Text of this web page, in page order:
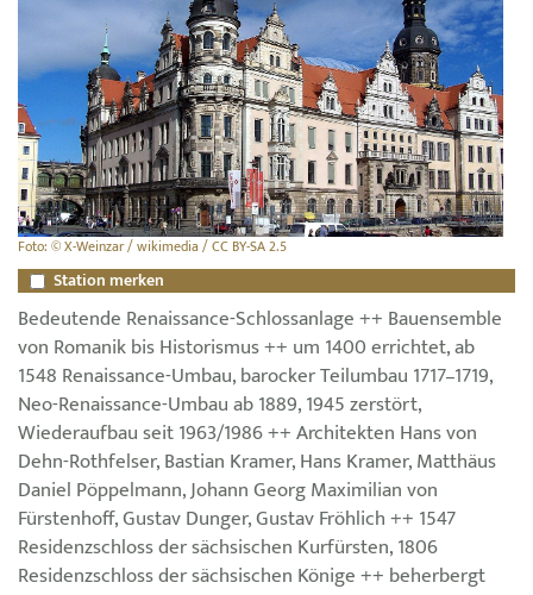
Foto: © X-Weinzar / wikimedia / CC BY-SA 2.5
Station merken
Bedeutende Renaissance-Schlossanlage ++ Bauensemble
von Romanik bis Historismus ++ um 1400 errichtet, ab
1548 Renaissance-Umbau, barocker Teilumbau 1717–1719,
Neo-Renaissance-Umbau ab 1889, 1945 zerstört,
Wiederaufbau seit 1963/1986 ++ Architekten Hans von
Dehn-Rothfelser, Bastian Kramer, Hans Kramer, Matthäus
Daniel Pöppelmann, Johann Georg Maximilian von
Fürstenhoff, Gustav Dunger, Gustav Fröhlich ++ 1547
Residenzschloss der sächsischen Kurfürsten, 1806
Residenzschloss der sächsischen Könige ++ beherbergt